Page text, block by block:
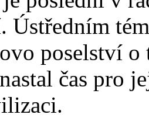
Ústředním
poselství
čas pro